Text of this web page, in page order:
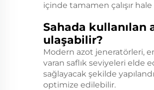
içinde tamamen çalışır
Sahada kullanılan
ulaşabilir?
Modern azot jeneratörleri,
varan saflık seviyeleri elde
sağlayacak şekilde
optimize edilebilir.